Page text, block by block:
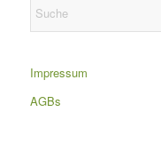
Impressum
AGBs